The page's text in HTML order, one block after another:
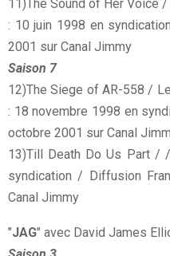
11)The Sound of Her Voice
: 10 juin 1998 en
2001 sur Canal Jimmy
Saison 7
12)The Siege of AR-558 /
: 18 novembre 1998 en
octobre 2001 sur Canal
13)Till Death Do Us Part /
syndication / Diffusion
Canal Jimmy
"JAG" avec David James